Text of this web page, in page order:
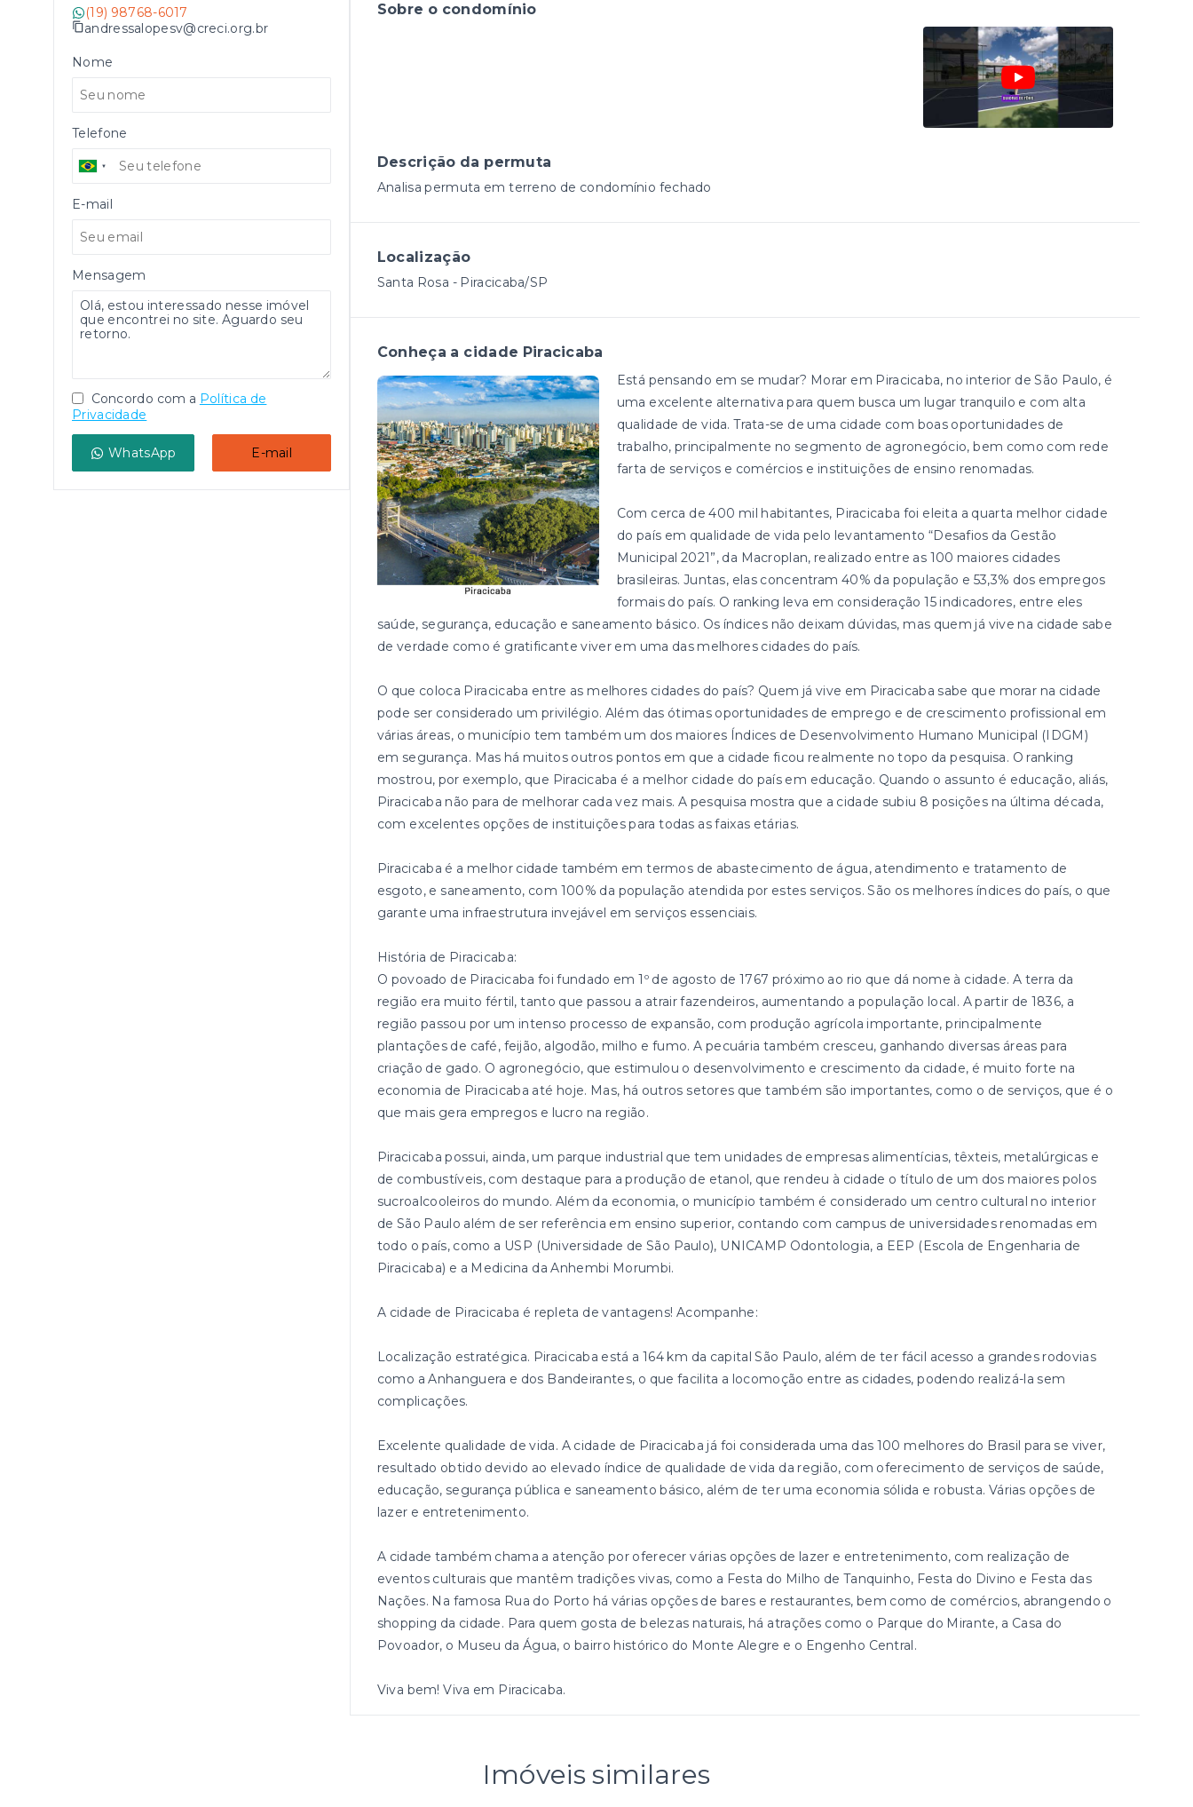
Sobre o condomínio
Descrição da permuta
Analisa permuta em terreno de condomínio fechado
Localização
Santa Rosa - Piracicaba/SP
Conheça a cidade Piracicaba
Está pensando em se mudar? Morar em Piracicaba, no interior de São Paulo, é
uma excelente alternativa para quem busca um lugar tranquilo e com alta
qualidade de vida. Trata-se de uma cidade com boas oportunidades de
trabalho, principalmente no segmento de agronegócio, bem como com rede
farta de serviços e comércios e instituições de ensino renomadas.
Com cerca de 400 mil habitantes, Piracicaba foi eleita a quarta melhor cidade
do país em qualidade de vida pelo levantamento “Desafios da Gestão
Municipal 2021”, da Macroplan, realizado entre as 100 maiores cidades
brasileiras. Juntas, elas concentram 40% da população e 53,3% dos empregos
formais do país. O ranking leva em consideração 15 indicadores, entre eles
saúde, segurança, educação e saneamento básico. Os índices não deixam dúvidas, mas quem já vive na cidade sabe
de verdade como é gratificante viver em uma das melhores cidades do país.
O que coloca Piracicaba entre as melhores cidades do país? Quem já vive em Piracicaba sabe que morar na cidade
pode ser considerado um privilégio. Além das ótimas oportunidades de emprego e de crescimento profissional em
várias áreas, o município tem também um dos maiores Índices de Desenvolvimento Humano Municipal (IDGM)
em segurança. Mas há muitos outros pontos em que a cidade ficou realmente no topo da pesquisa. O ranking
mostrou, por exemplo, que Piracicaba é a melhor cidade do país em educação. Quando o assunto é educação, aliás,
Piracicaba não para de melhorar cada vez mais. A pesquisa mostra que a cidade subiu 8 posições na última década,
com excelentes opções de instituições para todas as faixas etárias.
Piracicaba é a melhor cidade também em termos de abastecimento de água, atendimento e tratamento de
esgoto, e saneamento, com 100% da população atendida por estes serviços. São os melhores índices do país, o que
garante uma infraestrutura invejável em serviços essenciais.
História de Piracicaba:
O povoado de Piracicaba foi fundado em 1º de agosto de 1767 próximo ao rio que dá nome à cidade. A terra da
região era muito fértil, tanto que passou a atrair fazendeiros, aumentando a população local. A partir de 1836, a
região passou por um intenso processo de expansão, com produção agrícola importante, principalmente
plantações de café, feijão, algodão, milho e fumo. A pecuária também cresceu, ganhando diversas áreas para
criação de gado. O agronegócio, que estimulou o desenvolvimento e crescimento da cidade, é muito forte na
economia de Piracicaba até hoje. Mas, há outros setores que também são importantes, como o de serviços, que é o
que mais gera empregos e lucro na região.
Piracicaba possui, ainda, um parque industrial que tem unidades de empresas alimentícias, têxteis, metalúrgicas e
de combustíveis, com destaque para a produção de etanol, que rendeu à cidade o título de um dos maiores polos
sucroalcooleiros do mundo. Além da economia, o município também é considerado um centro cultural no interior
de São Paulo além de ser referência em ensino superior, contando com campus de universidades renomadas em
todo o país, como a USP (Universidade de São Paulo), UNICAMP Odontologia, a EEP (Escola de Engenharia de
Piracicaba) e a Medicina da Anhembi Morumbi.
A cidade de Piracicaba é repleta de vantagens! Acompanhe:
Localização estratégica. Piracicaba está a 164 km da capital São Paulo, além de ter fácil acesso a grandes rodovias
como a Anhanguera e dos Bandeirantes, o que facilita a locomoção entre as cidades, podendo realizá-la sem
complicações.
Excelente qualidade de vida. A cidade de Piracicaba já foi considerada uma das 100 melhores do Brasil para se viver,
resultado obtido devido ao elevado índice de qualidade de vida da região, com oferecimento de serviços de saúde,
educação, segurança pública e saneamento básico, além de ter uma economia sólida e robusta. Várias opções de
lazer e entretenimento.
A cidade também chama a atenção por oferecer várias opções de lazer e entretenimento, com realização de
eventos culturais que mantêm tradições vivas, como a Festa do Milho de Tanquinho, Festa do Divino e Festa das
Nações. Na famosa Rua do Porto há várias opções de bares e restaurantes, bem como de comércios, abrangendo o
shopping da cidade. Para quem gosta de belezas naturais, há atrações como o Parque do Mirante, a Casa do
Povoador, o Museu da Água, o bairro histórico do Monte Alegre e o Engenho Central.
Viva bem! Viva em Piracicaba.
(19) 98768-6017
andressalopesv@creci.org.br
Nome
Telefone
E-mail
Mensagem
Concordo com a Política de
Privacidade
WhatsApp E-mail
Imóveis similares